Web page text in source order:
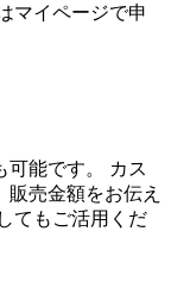
マイページで申
可能です。 カス
売金額をお伝え
てもご活用くだ